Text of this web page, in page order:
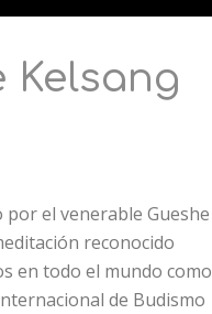
Kelsang
el venerable Gueshe
reconocido
en todo el mundo como
de Budismo